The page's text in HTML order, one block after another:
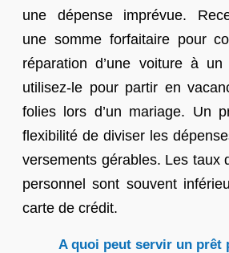
une dépense imprévue.
une somme forfaitaire pour
réparation d’une voiture à
utilisez-le pour partir en
folies lors d’un mariage. Un
flexibilité de diviser les
versements gérables. Les taux
personnel sont souvent
carte de crédit.
A quoi peut servir un prêt